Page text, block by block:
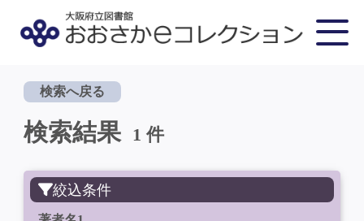
検索へ戻る
検索結果 1 件
絞込条件